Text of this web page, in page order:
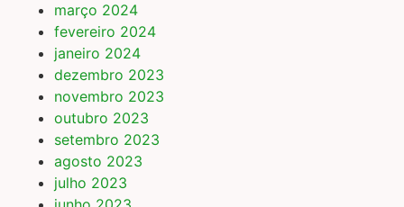
março 2024
fevereiro 2024
janeiro 2024
dezembro 2023
novembro 2023
outubro 2023
setembro 2023
agosto 2023
julho 2023